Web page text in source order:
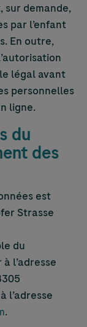
sur demande,
par l’enfant
En outre,
légal avant
personnelles
ligne.
du
des
est
Strasse
du
l’adresse
l’adresse
.